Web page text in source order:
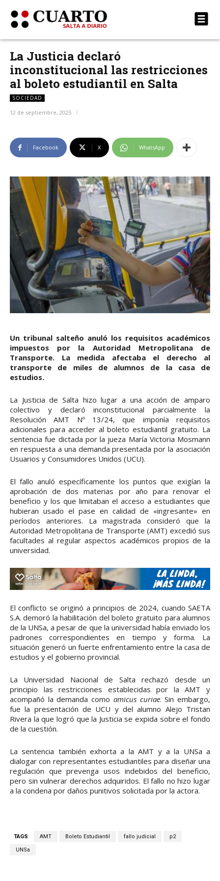
La Justicia declaró
inconstitucional las restricciones
al boleto estudiantil en Salta
SOCIEDAD
12 de septiembre, 2025
Facebook X WhatsApp
Un tribunal salteño anuló los requisitos académicos
impuestos por la Autoridad Metropolitana de
Transporte. La medida afectaba el derecho al
transporte de miles de alumnos de la casa de
estudios.
La Justicia de Salta hizo lugar a una acción de amparo
colectivo y declaró inconstitucional parcialmente la
Resolución AMT Nº 13/24, que imponía requisitos
adicionales para acceder al boleto estudiantil gratuito. La
sentencia fue dictada por la jueza María Victoria Mosmann
en respuesta a una demanda presentada por la asociación
Usuarios y Consumidores Unidos (UCU).
El fallo anuló específicamente los puntos que exigían la
aprobación de dos materias por año para renovar el
beneficio y los que limitaban el acceso a estudiantes que
hubieran usado el pase en calidad de «ingresante» en
períodos anteriores. La magistrada consideró que la
Autoridad Metropolitana de Transporte (AMT) excedió sus
facultades al regular aspectos académicos propios de la
universidad.
El conflicto se originó a principios de 2024, cuando SAETA
S.A. demoró la habilitación del boleto gratuito para alumnos
de la UNSa, a pesar de que la universidad había enviado los
padrones correspondientes en tiempo y forma. La
situación generó un fuerte enfrentamiento entre la casa de
estudios y el gobierno provincial.
La Universidad Nacional de Salta rechazó desde un
principio las restricciones establecidas por la AMT y
acompañó la demanda como amicus curiae. Sin embargo,
fue la presentación de UCU y del alumno Alejo Tristan
Rivera la que logró que la Justicia se expida sobre el fondo
de la cuestión.
La sentencia también exhorta a la AMT y a la UNSa a
dialogar con representantes estudiantiles para diseñar una
regulación que prevenga usos indebidos del beneficio,
pero sin vulnerar derechos adquiridos. El fallo no hizo lugar
a la condena por daños punitivos solicitada por la actora.
TAGS AMT Boleto Estudiantil fallo judicial p2
UNSa